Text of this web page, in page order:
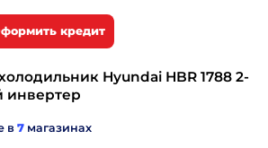
кредит
Hyundai HBR 1788 2-
инвертер
в 7 магазинах